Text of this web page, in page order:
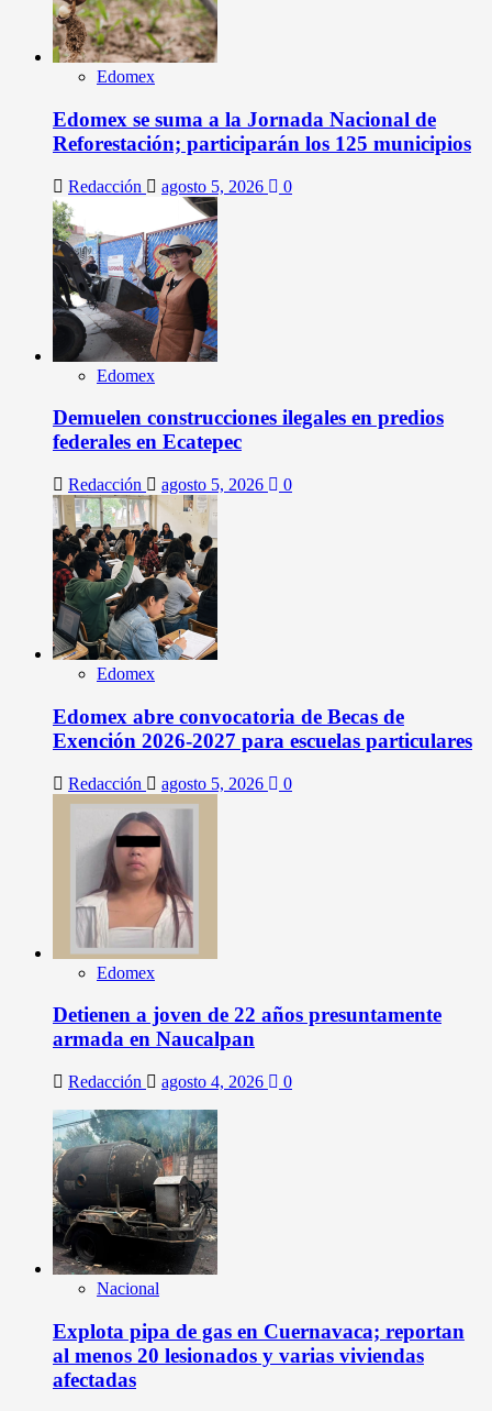
Edomex
Edomex se suma a la Jornada Nacional de
Reforestación; participarán los 125 municipios
Redacción agosto 5, 2026 0
Edomex
Demuelen construcciones ilegales en predios
federales en Ecatepec
Redacción agosto 5, 2026 0
Edomex
Edomex abre convocatoria de Becas de
Exención 2026-2027 para escuelas particulares
Redacción agosto 5, 2026 0
Edomex
Detienen a joven de 22 años presuntamente
armada en Naucalpan
Redacción agosto 4, 2026 0
Nacional
Explota pipa de gas en Cuernavaca; reportan
al menos 20 lesionados y varias viviendas
afectadas